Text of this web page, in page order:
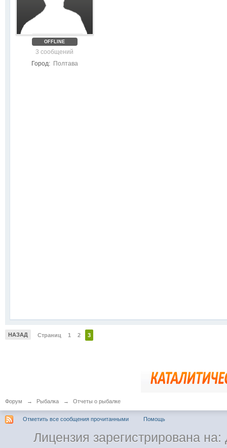
OFFLINE
3 сообщений
Город: Полтава
НАЗАД Страниц 1 2 3
Форум → Рыбалка → Отчеты о рыбалке
Отметить все сообщения прочитанными Помощь
Лицензия зарегистрирована